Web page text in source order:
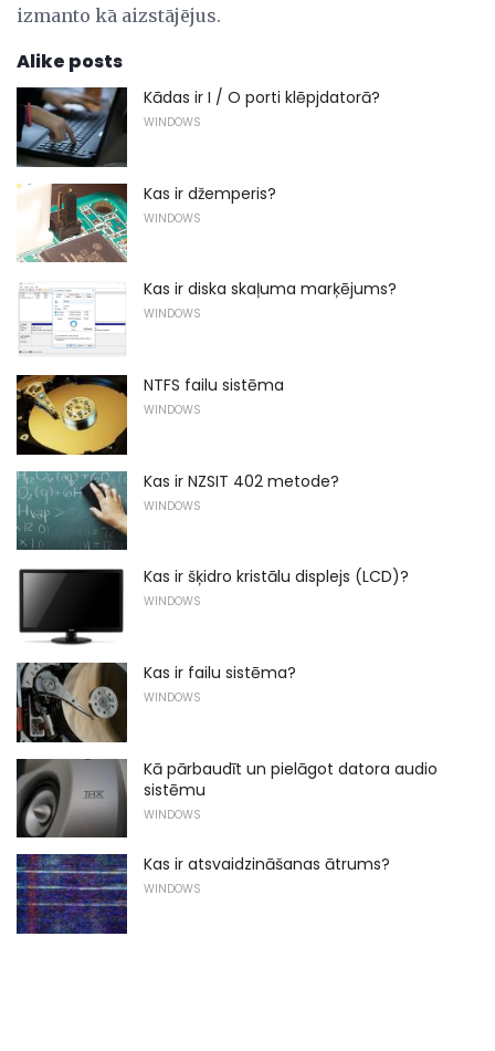
izmanto kā aizstājējus.
Alike posts
Kādas ir I / O porti klēpjdatorā?
WINDOWS
Kas ir džemperis?
WINDOWS
Kas ir diska skaļuma marķējums?
WINDOWS
NTFS failu sistēma
WINDOWS
Kas ir NZSIT 402 metode?
WINDOWS
Kas ir šķidro kristālu displejs (LCD)?
WINDOWS
Kas ir failu sistēma?
WINDOWS
Kā pārbaudīt un pielāgot datora audio
sistēmu
WINDOWS
Kas ir atsvaidzināšanas ātrums?
WINDOWS